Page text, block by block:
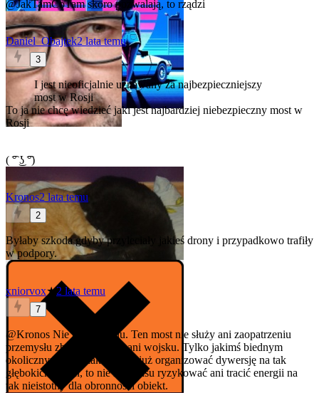
@JakTamCoTamskoro pozwalają, to rządzi
Daniel_Obajtek2 lata temu
3
I jest nieoficjalnie uznawany za najbezpieczniejszy
most w Rosji
To ja nie chcę wiedzieć jaki jest najbardziej niebezpieczny most w
Rosji
( ͡° ͜ʖ ͡°)
Kronos2 lata temu
2
Byłaby szkoda gdyby przyleciały jakieś drony i przypadkowo trafiły
w podpory.
xniorvox★2 lata temu
7
@Kronos Nie ma powodu. Ten most nie służy ani zaopatrzeniu
przemysłu zbrojeniowego, ani wojsku. Tylko jakimś biednym
okolicznym wieśniakom. Jak już organizować dywersję na tak
głębokich tyłach, to nie ma sensu ryzykować ani tracić energii na
tak nieistotny dla obronności obiekt.